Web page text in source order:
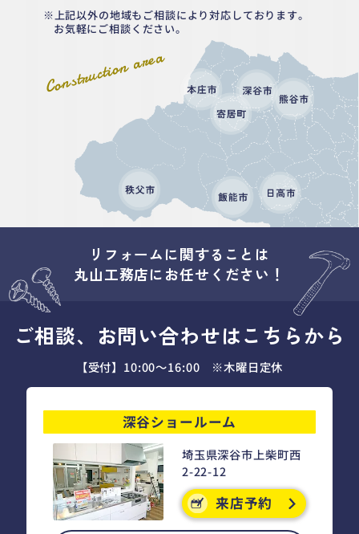
Construction area
上記以外の地域もご相談により対応しております。
お気軽にご相談ください。
リフォームに関することは
丸山工務店にお任せください！
ご相談、お問い合わせはこちらから
【受付】10:00～16:00 ※木曜日定休
深谷ショールーム
埼玉県深谷市上柴町西
2-22-12
来店予約